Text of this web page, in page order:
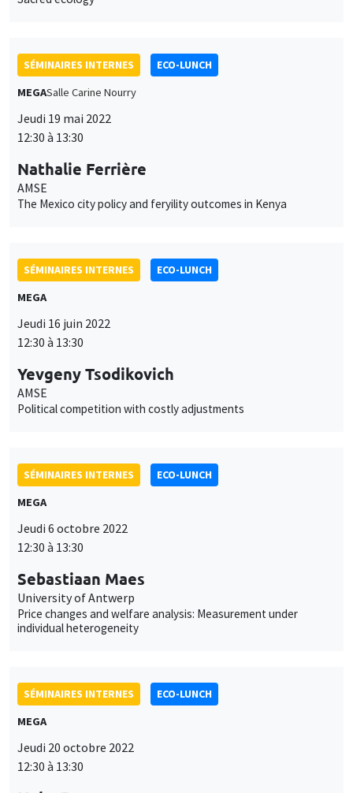
SÉMINAIRES INTERNES
ECO-LUNCH
MEGASalle Carine Nourry
Jeudi 19 mai 2022
12:30 à 13:30
Nathalie Ferrière
AMSE
The Mexico city policy and feryility outcomes in Kenya
SÉMINAIRES INTERNES
ECO-LUNCH
MEGA
Jeudi 16 juin 2022
12:30 à 13:30
Yevgeny Tsodikovich
AMSE
Political competition with costly adjustments
SÉMINAIRES INTERNES
ECO-LUNCH
MEGA
Jeudi 6 octobre 2022
12:30 à 13:30
Sebastiaan Maes
University of Antwerp
Price changes and welfare analysis: Measurement under
individual heterogeneity
SÉMINAIRES INTERNES
ECO-LUNCH
MEGA
Jeudi 20 octobre 2022
12:30 à 13:30